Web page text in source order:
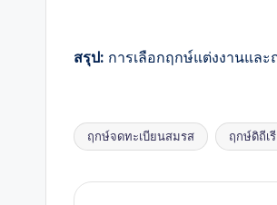
สรุป: การเลือกฤกษ์แต่งงานแล
Tags:
ฤกษ์จดทะเบียนสมรส ฤกษ์ดิถีเ